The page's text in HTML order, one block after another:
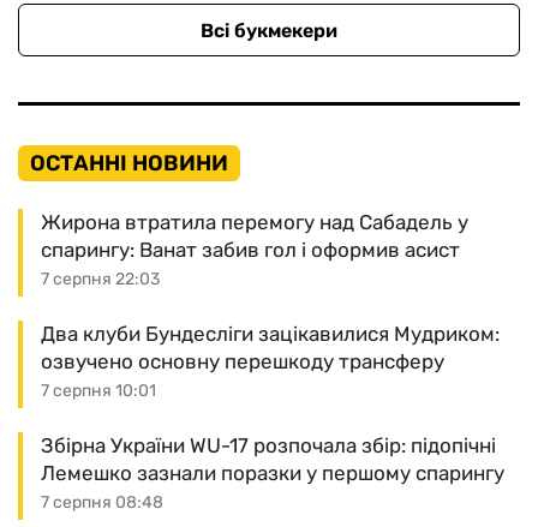
Всі букмекери
ОСТАННІ НОВИНИ
7 серпня 22:03
Жирона втратила перемогу над Сабадель у
спарингу: Ванат забив гол і оформив асист
7 серпня 10:01
Два клуби Бундесліги зацікавилися Мудриком:
озвучено основну перешкоду трансферу
7 серпня 08:48
Збірна України WU-17 розпочала збір: підопічні
Лемешко зазнали поразки у першому спарингу